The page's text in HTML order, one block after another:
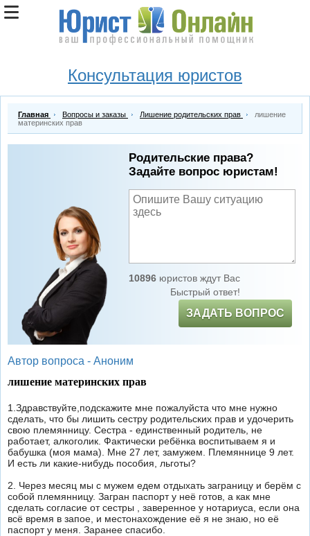
Консультация юристов
Главная Вопросы и заказы Лишение родительских прав
лишение
материнских прав
Родительские права?
Задайте вопрос юристам!
10896юристов ждут Вас
Быстрый ответ!
ЗАДАТЬ ВОПРОС
Автор вопроса - Аноним
лишение материнских прав
1.Здравствуйте,подскажите мне пожалуйста что мне нужно
сделать, что бы лишить сестру родительских прав и удочерить
свою племянницу. Сестра - единственный родитель, не
работает, алкоголик. Фактически ребёнка воспитываем я и
бабушка (моя мама). Мне 27 лет, замужем. Племяннице 9 лет.
И есть ли какие-нибудь пособия, льготы?
2. Через месяц мы с мужем едем отдыхать заграницу и берём с
собой племянницу. Загран паспорт у неё готов, а как мне
сделать согласие от сестры , заверенное у нотариуса, если она
всё время в запое, и местонахождение её я не знаю, но её
паспорт у меня. Заранее спасибо.